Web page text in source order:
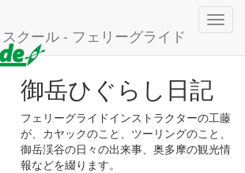
クール - フェリーグライド
川の解禁日・放流日情報
御岳ひぐらし日記
フェリーグライドインストラクターの工藤
が、カヤックのこと、ツーリングのこと、
御岳渓谷の日々の出来事、奥多摩の観光情
報などを綴ります。